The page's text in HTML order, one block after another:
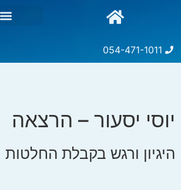
054-471-1011
יוסי יסעור – הרצאה
היגיון ורגש בקבלת החלטות